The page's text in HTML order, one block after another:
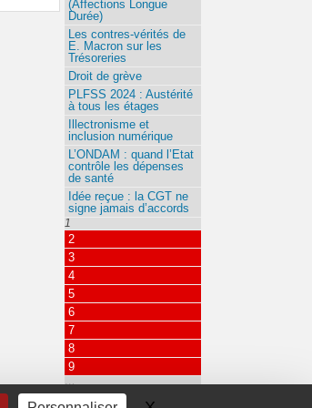
(Affections Longue
Durée)
Les contres-vérités de
E. Macron sur les
Trésoreries
Droit de grève
PLFSS 2024 : Austérité
à tous les étages
Illectronisme et
inclusion numérique
L’ONDAM : quand l’Etat
contrôle les dépenses
de santé
Idée reçue : la CGT ne
signe jamais d’accords
1
2
3
4
5
6
7
8
9
…
12